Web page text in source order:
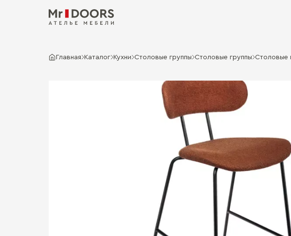
Главная Каталог Кухни Столовые группы Столовые группы Столовые